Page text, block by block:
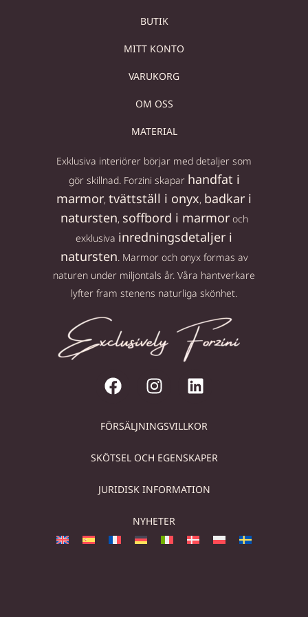
BUTIK
MITT KONTO
VARUKORG
OM OSS
MATERIAL
Exklusiva interiörer börjar med detaljer som
gör skillnad. Forzini skapar handfat i
marmor, tvättställ i onyx, badkar i
natursten, soffbord i marmoroch
exklusiva inredningsdetaljer i
natursten. Marmor och onyx formas av
naturen under miljontals år. Våra hantverkare
lyfter fram stenens naturliga skönhet.
FÖRSÄLJNINGSVILLKOR
SKÖTSEL OCH EGENSKAPER
JURIDISK INFORMATION
NYHETER